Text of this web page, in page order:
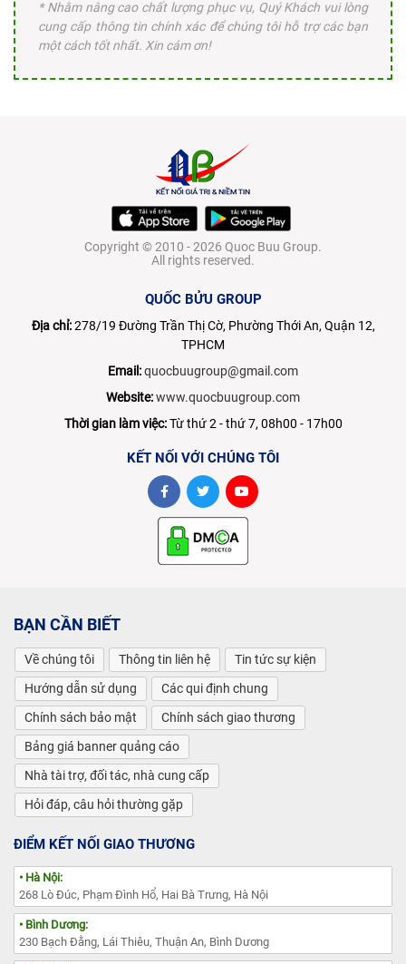
* Nhằm nâng cao chất lượng phục vụ, Quý Khách vui lòng
cung cấp thông tin chính xác để chúng tôi hỗ trợ các bạn
một cách tốt nhất. Xin cám ơn!
Copyright © 2010 - 2026 Quoc Buu Group.
All rights reserved.
QUỐC BỬU GROUP
Địa chỉ:278/19 Đường Trần Thị Cờ, Phường Thới An, Quận 12,
TPHCM
Email:quocbuugroup@gmail.com
Website:www.quocbuugroup.com
Thời gian làm việc:Từ thứ 2 - thứ 7, 08h00 - 17h00
KẾT NỐI VỚI CHÚNG TÔI
BẠN CẦN BIẾT
Về chúng tôi Thông tin liên hệ
Tin tức sự kiện
Hướng dẫn sử dụng
Các qui định chung
Chính sách bảo mật
Chính sách giao thương
Bảng giá banner quảng cáo
Nhà tài trợ, đối tác, nhà cung cấp
Hỏi đáp, câu hỏi thường gặp
ĐIỂM KẾT NỐI GIAO THƯƠNG
• Hà Nội:
268 Lò Đúc, Phạm Đình Hổ, Hai Bà Trưng, Hà Nội
• Bình Dương:
230 Bạch Đằng, Lái Thiêu, Thuận An, Bình Dương